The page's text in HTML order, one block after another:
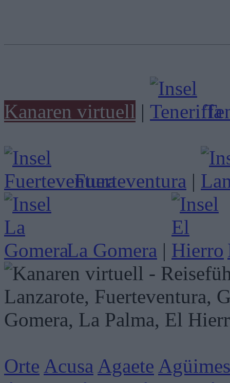
Kanaren virtuell |
Fuerteventura |
La Gomera |
Orte Acusa Agaete Agüimes